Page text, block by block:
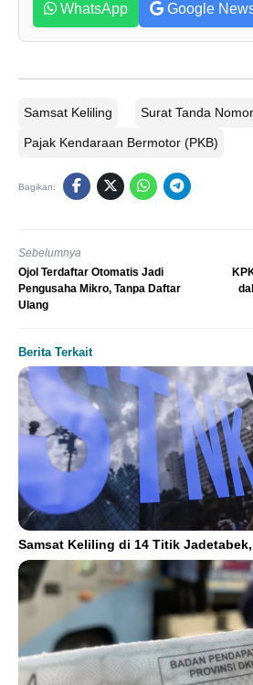
WhatsApp Google
Samsat Keliling Surat Tanda
Pajak Kendaraan Bermotor (PKB)
Bagikan:
Sebelumnya
Ojol Terdaftar Otomatis Jadi
Pengusaha Mikro, Tanpa Daftar
Ulang
Berita Terkait
Samsat Keliling di 14 Titik